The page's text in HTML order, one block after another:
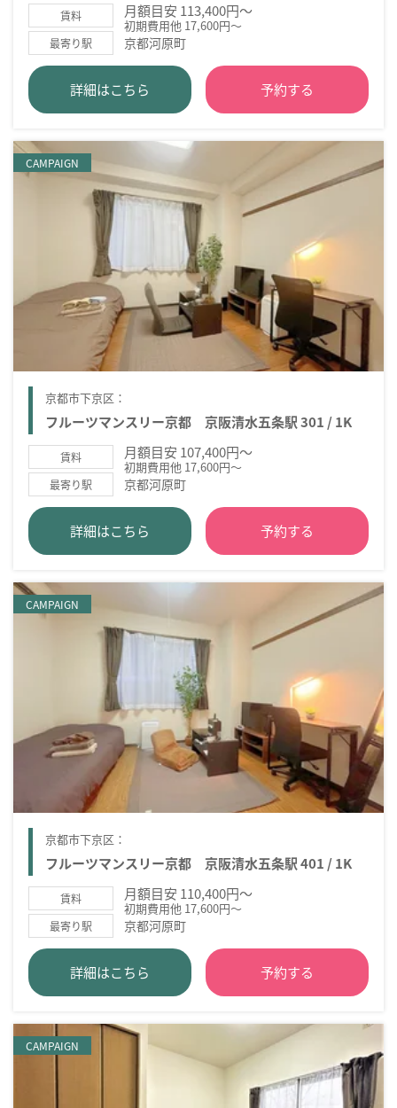
賃料 月額目安 113,400円～
初期費用他 17,600円～
最寄り駅 京都河原町
詳細はこちら 予約する
CAMPAIGN
京都市下京区：
フルーツマンスリー京都 京阪清水五条駅 301 / 1K
賃料 月額目安 107,400円～
初期費用他 17,600円～
最寄り駅 京都河原町
詳細はこちら 予約する
CAMPAIGN
京都市下京区：
フルーツマンスリー京都 京阪清水五条駅 401 / 1K
賃料 月額目安 110,400円～
初期費用他 17,600円～
最寄り駅 京都河原町
詳細はこちら 予約する
CAMPAIGN